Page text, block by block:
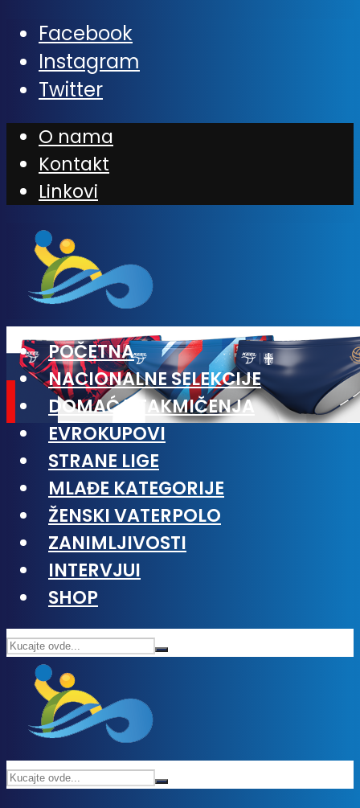
Facebook
Instagram
Twitter
O nama
Kontakt
Linkovi
POČETNA
NACIONALNE SELEKCIJE
DOMAĆA TAKMIČENJA
EVROKUPOVI
STRANE LIGE
MLAĐE KATEGORIJE
ŽENSKI VATERPOLO
ZANIMLJIVOSTI
INTERVJUI
SHOP